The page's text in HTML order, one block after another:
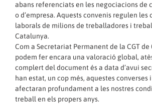
abans referenciats en les negociacions de
o d’empresa. Aquests convenis regulen les
laborals de milions de treballadores i
Catalunya.
Com a Secretariat Permanent de la CGT
podem fer encara una valoració global,
complert del document és a data d’avui
han estat, un cop més, aquestes converses
afectaran profundament a les nostres
treball en els propers anys.